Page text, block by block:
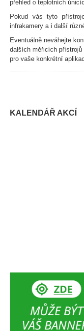
přehled o teplotních
Pokud vás tyto
infrakamery a i další
Eventuálně neváhejte
dalších měřicích
pro vaše konkrétní
KALENDÁŘ AKCÍ